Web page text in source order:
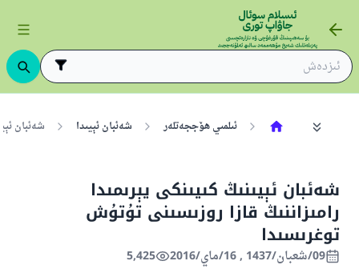
ئىلمىي ھۆججەتلەر شەئبان ئېيىدا شەئبان
شەئبان ئېيىنىڭ كىيىنكى يېرىمىدا
رامىزاننىڭ قازا روزىسىنى تۇتۇش
توغرىسىدا
09/شعبان/1437 , 16/ماي/2016 5,425